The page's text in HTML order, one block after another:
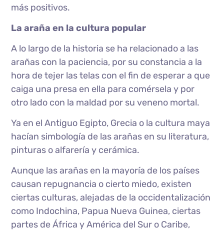
más positivos.
La araña en la cultura popular
A lo largo de la historia se ha relacionado a las
arañas con la paciencia, por su constancia a la
hora de tejer las telas con el fin de esperar a que
caiga una presa en ella para comérsela y por
otro lado con la maldad por su veneno mortal.
Ya en el Antiguo Egipto, Grecia o la cultura maya
hacían simbología de las arañas en su literatura,
pinturas o alfarería y cerámica.
Aunque las arañas en la mayoría de los países
causan repugnancia o cierto miedo, existen
ciertas culturas, alejadas de la occidentalización
como Indochina, Papua Nueva Guinea, ciertas
partes de África y América del Sur o Caribe,